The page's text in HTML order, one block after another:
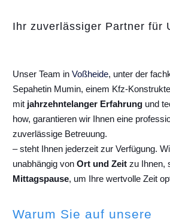
Ihr zuverlässiger Partner für
Unser Team in Voßheide, unter der
Sepahetin Mumin, einem Kfz-
mit jahrzehntelanger Erfahrung und
how, garantieren wir Ihnen eine
zuverlässige Betreuung.
– steht Ihnen jederzeit zur Verfügung.
unabhängig von Ort und Zeit zu Ihnen,
Mittagspause, um Ihre wertvolle Zeit
Warum Sie auf unsere